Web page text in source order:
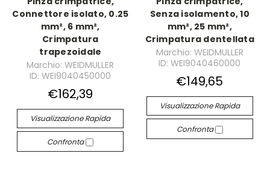
Connettore isolato, 0.25
mm², 6 mm²,
Crimpatura
trapezoidale
Marchio: WEIDMULLER
ID: WEI9040450000
€162,39
Visualizzazione Rapida
Confronta
Senza isolamento, 10
mm², 25 mm²,
Crimpatura dentellata
Marchio: WEIDMULLER
ID: WEI9040460000
€149,65
Visualizzazione Rapida
Confronta